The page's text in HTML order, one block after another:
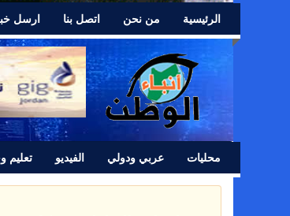
الرئيسية من نحن اتصل بنا ارسل
محليات عربي ودولي الفيديو تعليم